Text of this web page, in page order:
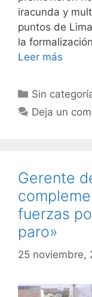
iracunda y
puntos de
la
Leer más
Sin
Deja un
Gerente
fuerzas
paro»
25 noviembre,